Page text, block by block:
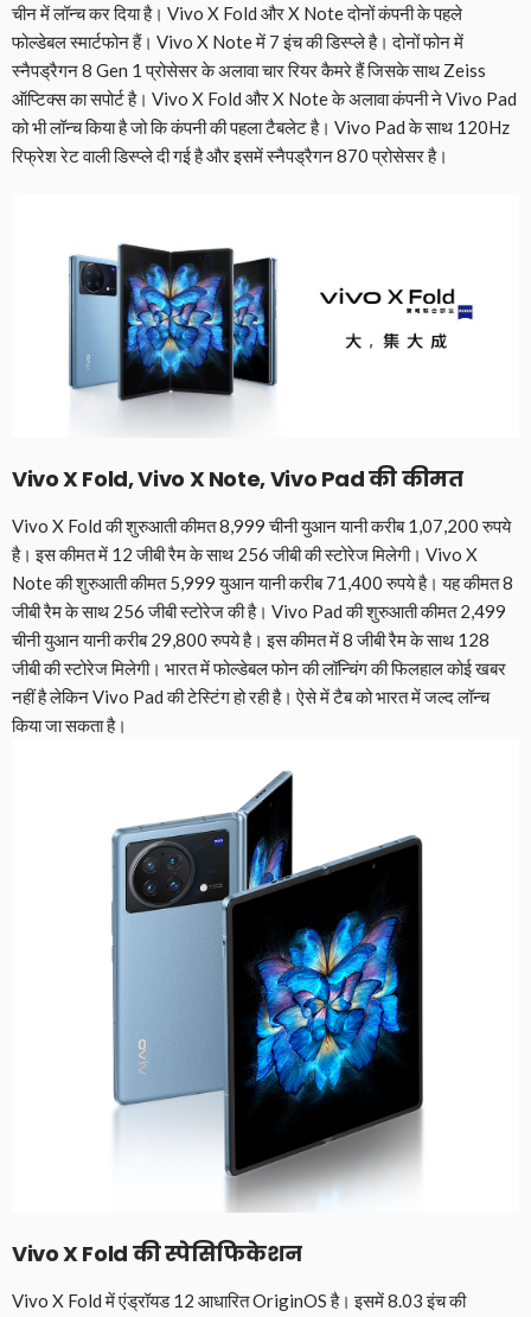
चीन में लॉन्च कर दिया है। Vivo X Fold और X Note दोनों कंपनी के पहले
फोल्डेबल स्मार्टफोन हैं। Vivo X Note में 7 इंच की डिस्प्ले है। दोनों फोन में
स्नैपड्रैगन 8 Gen 1 प्रोसेसर के अलावा चार रियर कैमरे हैं जिसके साथ Zeiss
ऑप्टिक्स का सपोर्ट है। Vivo X Fold और X Note के अलावा कंपनी ने Vivo Pad
को भी लॉन्च किया है जो कि कंपनी की पहला टैबलेट है। Vivo Pad के साथ 120Hz
रिफ्रेश रेट वाली डिस्प्ले दी गई है और इसमें स्नैपड्रैगन 870 प्रोसेसर है।
Vivo X Fold, Vivo X Note, Vivo Pad की कीमत
Vivo X Fold की शुरुआती कीमत 8,999 चीनी युआन यानी करीब 1,07,200 रुपये
है। इस कीमत में 12 जीबी रैम के साथ 256 जीबी की स्टोरेज मिलेगी। Vivo X
Note की शुरुआती कीमत 5,999 युआन यानी करीब 71,400 रुपये है। यह कीमत 8
जीबी रैम के साथ 256 जीबी स्टोरेज की है। Vivo Pad की शुरुआती कीमत 2,499
चीनी युआन यानी करीब 29,800 रुपये है। इस कीमत में 8 जीबी रैम के साथ 128
जीबी की स्टोरेज मिलेगी। भारत में फोल्डेबल फोन की लॉन्चिंग की फिलहाल कोई खबर
नहीं है लेकिन Vivo Pad की टेस्टिंग हो रही है। ऐसे में टैब को भारत में जल्द लॉन्च
किया जा सकता है।
Vivo X Fold की स्पेसिफिकेशन
Vivo X Fold में एंड्रॉयड 12 आधारित OriginOS है। इसमें 8.03 इंच की